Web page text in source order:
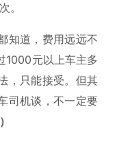
。
知道，费用远远不
1000元以上车主多
，只能接受。但其
司机谈，不一定要